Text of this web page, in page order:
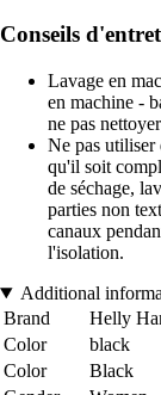
Conseils
Lavage en
en machine -
ne pas
Ne pas utiliser
qu'il soit
de séchage,
parties non
canaux
l'isolation.
Additional
Brand
Helly
Color
black
Color
Black